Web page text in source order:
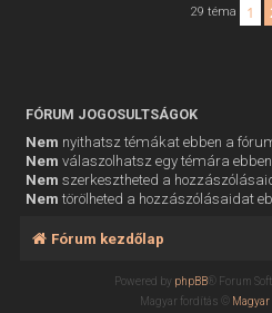
29 téma 1
FÓRUM JOGOSULTSÁGOK
Nem nyithatsz témákat ebben a
Nem válaszolhatsz egy témára
Nem szerkesztheted a
Nem törölheted a hozzászólásaidat
Fórum kezdőlap
Powered by phpBB® Forum
Magyar fordítás ©